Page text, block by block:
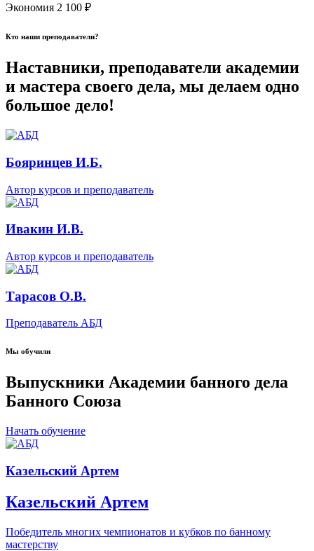
Экономия 2 100 ₽
Кто наши преподаватели?
Наставники, преподаватели академии
и мастера своего дела, мы делаем одно
большое дело!
Бояринцев И.Б.
Автор курсов и преподаватель
Ивакин И.В.
Автор курсов и преподаватель
Тарасов О.В.
Преподаватель АБД
Мы обучили
Выпускники Академии банного дела
Банного Союза
Начать обучение
Казельский Артем
Казельский Артем
Победитель многих чемпионатов и кубков по банному
мастерству